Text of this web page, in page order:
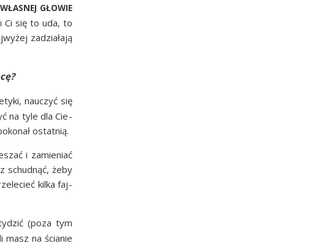
WŁASNEJ GŁOWIE
Ci się to uda, to
zadzia­ła­ją
nauczyć się
na tyle dla Cie­
ostatnią.
i zamie­niać
schud­nąć, żeby
kil­ka faj­
(poza tym
masz na ścia­nie